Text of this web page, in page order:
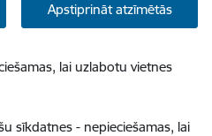
Apstiprināt atzīmētās
lai uzlabotu vietnes
sīkdatnes - nepieciešamas, lai